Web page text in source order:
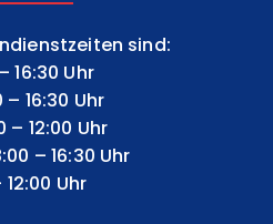
sind:
16:30 Uhr
16:30 Uhr
12:00 Uhr
– 16:30 Uhr
Uhr